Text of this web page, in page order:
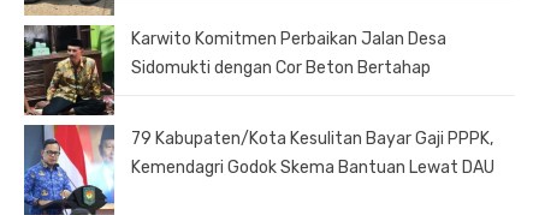
Karwito Komitmen Perbaikan Jalan Desa
Sidomukti dengan Cor Beton Bertahap
79 Kabupaten/Kota Kesulitan Bayar Gaji PPPK,
Kemendagri Godok Skema Bantuan Lewat DAU